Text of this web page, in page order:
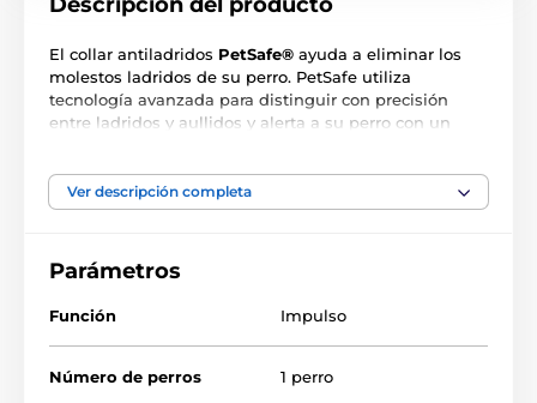
El collar antiladridos PetSafe® ayuda a eliminar los
molestos ladridos de su perro. PetSafe utiliza
tecnología avanzada para distinguir con precisión
entre ladridos y aullidos y alerta a su perro con un
Características principales:
Reacciona a los ladridos, pero también a los aullidos
del perro
Aumento gradual del impulso en 15 niveles
Indicador LED del nivel de batería
Ver descripción completa
Parámetros
Función Impulso
Número de perros 1 perro